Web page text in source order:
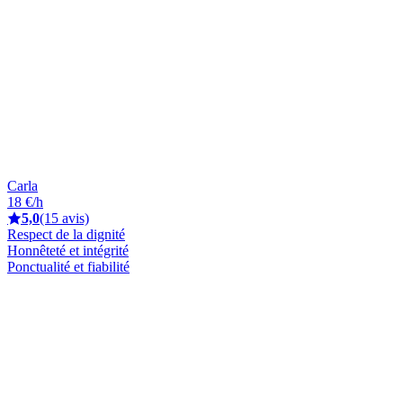
Carla
18 €/h
5,0(15 avis)
Respect de la dignité
Honnêteté et intégrité
Ponctualité et fiabilité